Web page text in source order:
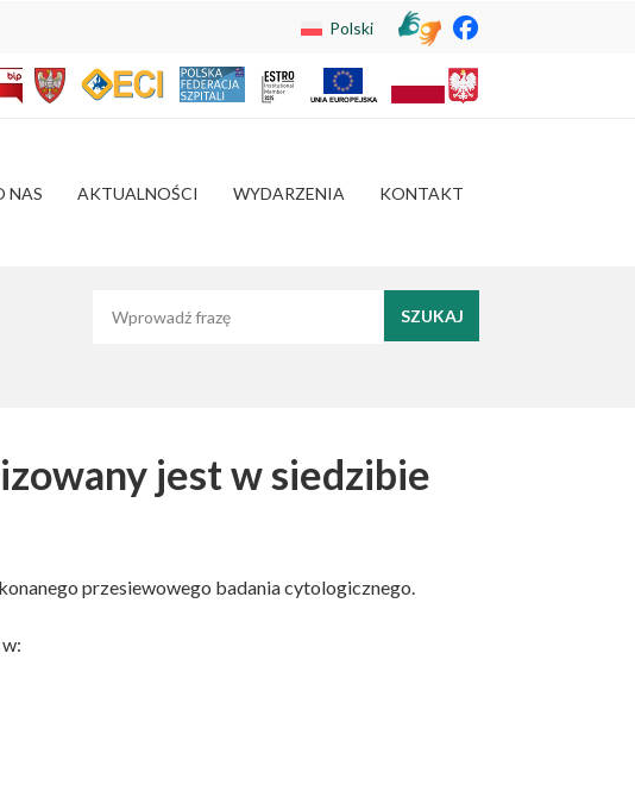
Polski
NAS AKTUALNOŚCI WYDARZENIA KONTAKT
jest w siedzibie
przesiewowego badania cytologicznego.